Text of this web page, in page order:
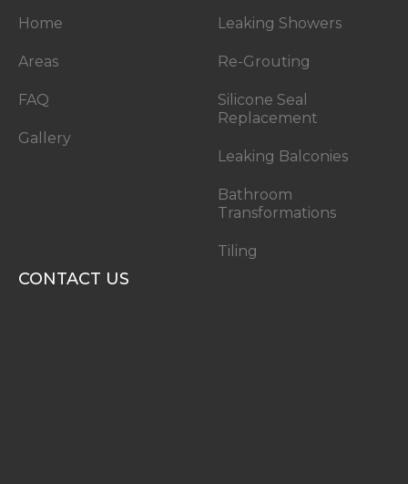
Home
Areas
FAQ
Gallery
Leaking Showers
Re-Grouting
Silicone Seal
Replacement
Leaking Balconies
Bathroom
Transformations
Tiling
CONTACT US